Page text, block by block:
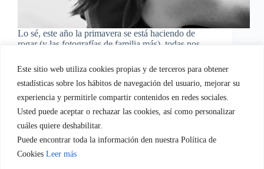
Este sitio web utiliza cookies propias y de terceros para obtener
estadísticas sobre los hábitos de navegación del usuario, mejorar su
experiencia y permitirle compartir contenidos en redes sociales.
Usted puede aceptar o rechazar las cookies, así como personalizar
cuáles quiere deshabilitar.
Puede encontrar toda la información den nuestra Política de
Cookies Leer más
Lo sé, este año la primavera se está haciendo de
rogar (y las fotografías de familia más), todas nos
estas fechas, viendo los almendros en flor y soñando
Eva Gascon
11/04/2018
Quien soy Servicios empresa.
Servicios Familia
Blog
Regala-te Fotografia